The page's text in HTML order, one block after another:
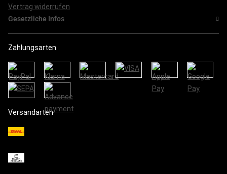
Vertrag widerrufen
Gesetzliche Infos
Zahlungsarten
Versandarten